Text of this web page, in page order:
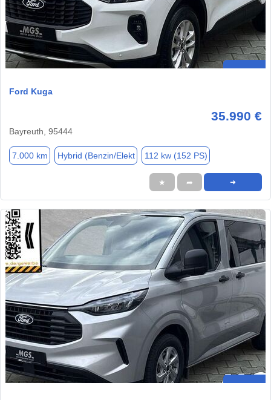
Ford Kuga
35.990 €
Bayreuth, 95444
7.000 km Hybrid (Benzin/Elekt 112 kw (152 PS)
★ ➦ ➜